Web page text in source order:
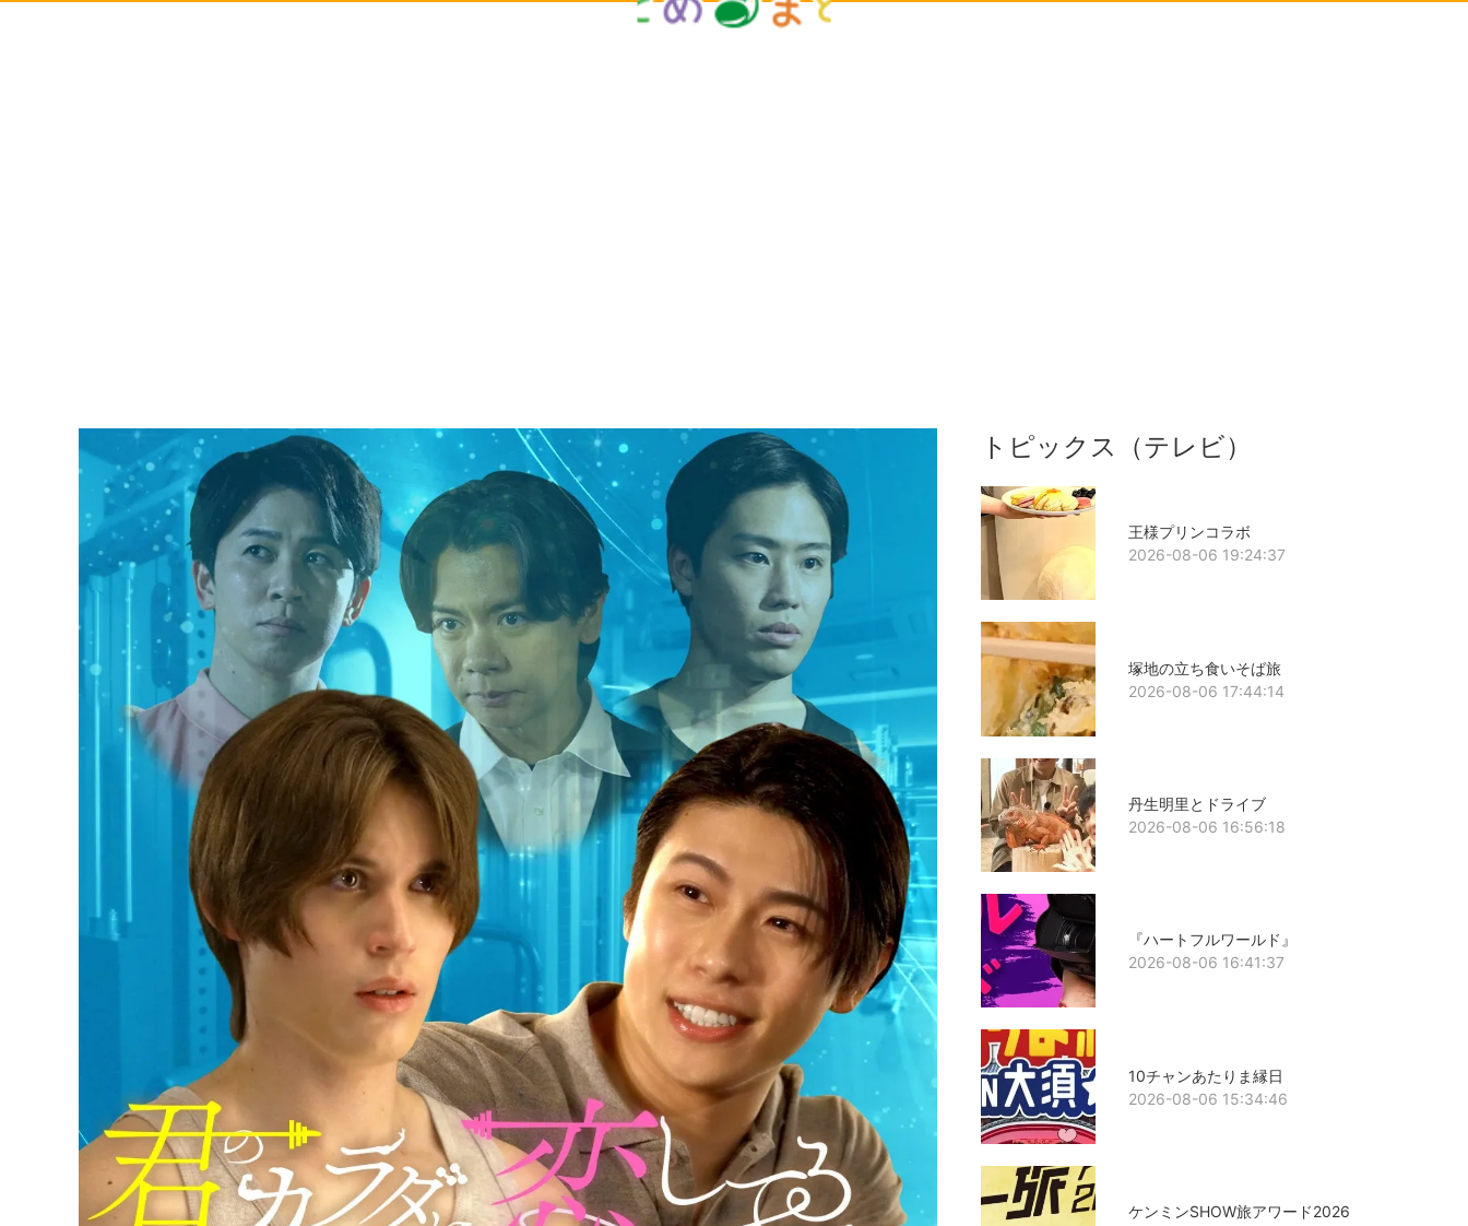
トピックス（テレビ）
王様プリンコラボ
2026-08-06 19:24:37
塚地の立ち食いそば旅
2026-08-06 17:44:14
丹生明里とドライブ
2026-08-06 16:56:18
『ハートフルワールド』
2026-08-06 16:41:37
10チャンあたりま縁日
2026-08-06 15:34:46
ケンミンSHOW旅アワード2026